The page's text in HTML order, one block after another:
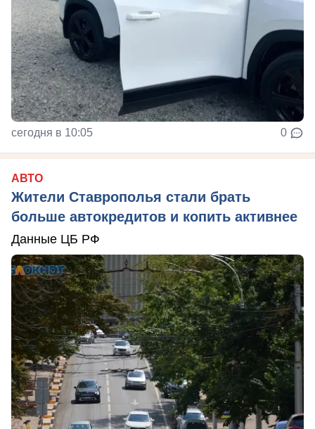
сегодня в 10:05 0
АВТО
Жители Ставрополья стали брать
больше автокредитов и копить активнее
Данные ЦБ РФ